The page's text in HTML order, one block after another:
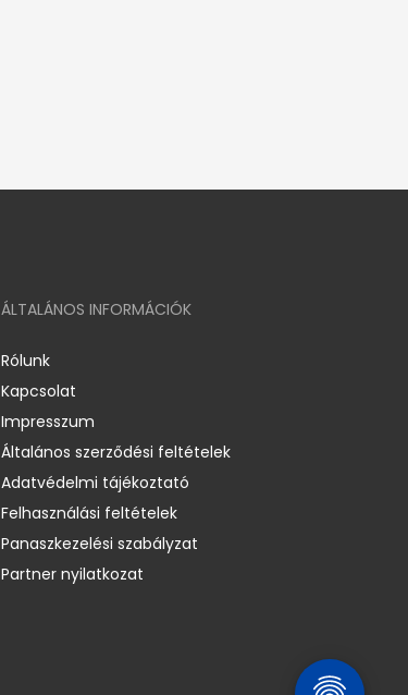
ÁLTALÁNOS INFORMÁCIÓK
Rólunk
Kapcsolat
Impresszum
Általános szerződési feltételek
Adatvédelmi tájékoztató
Felhasználási feltételek
Panaszkezelési szabályzat
Partner nyilatkozat